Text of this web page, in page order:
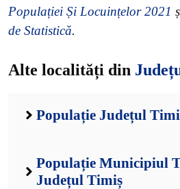
Populației Și Locuințelor 2021
de Statistică.
Alte localități din
Populație Județul
Populație Municipiul
Județul Timiș